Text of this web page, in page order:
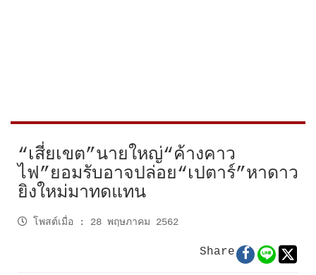
“เสี่ยเขต”นายใหญ่“ค้างคาว
ไฟ”ยอมรับอาจปล่อย“เปตาร์”หาดาว
ยิงใหม่มาทดแทน
โพสต์เมื่อ : 28 พฤษภาคม 2562
Share